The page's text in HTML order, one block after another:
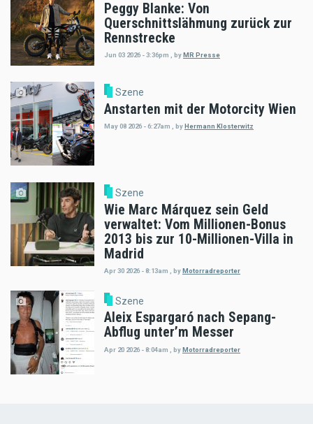
Peggy Blanke: Von
Querschnittslähmung zurück zur
Rennstrecke
Jun 03 2026 - 3:36pm , by MR Presse
Szene
Anstarten mit der Motorcity Wien
May 08 2026 - 6:27am , byHermann Klosterwitz
Szene
Wie Marc Márquez sein Geld
verwaltet: Vom Millionen-Bonus
2013 bis zur 10-Millionen-Villa in
Madrid
Apr 30 2026 - 8:13am byMotorradreporter
Szene
Aleix Espargaró nach Sepang-
Abflug unter’m Messer
Apr 20 2026 - 8:04am byMotorradreporter